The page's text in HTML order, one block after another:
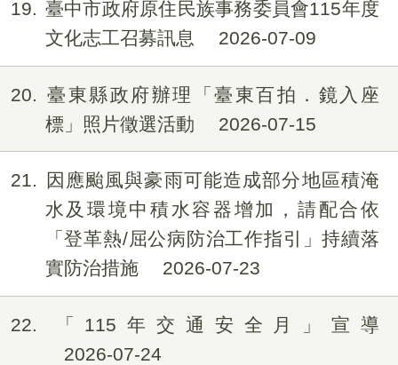
19
臺中市政府原住民族事務委員會115年度
文化志工召募訊息
2026-07-09
20
臺東縣政府辦理「臺東百拍．鏡入座
標」照片徵選活動
2026-07-15
21
因應颱風與豪雨可能造成部分地區積淹
水及環境中積水容器增加，請配合依
「登革熱/屈公病防治工作指引」持續落
實防治措施
2026-07-23
22
「115年交通安全月」宣導
2026-07-24